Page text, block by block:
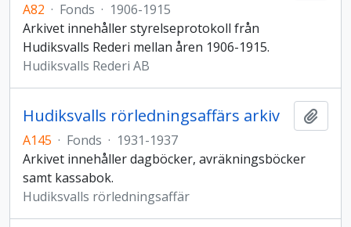
A82 · Fonds · 1906-1915
Arkivet innehåller styrelseprotokoll från
Hudiksvalls Rederi mellan åren 1906-1915.
Hudiksvalls Rederi AB
Hudiksvalls rörledningsaffärs arkiv
A145 · Fonds · 1931-1937
Arkivet innehåller dagböcker, avräkningsböcker
samt kassabok.
Hudiksvalls rörledningsaffär